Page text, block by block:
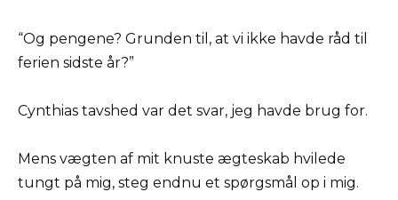
“Og pengene? Grunden til, at vi ikke havde råd til
ferien sidste år?”
Cynthias tavshed var det svar, jeg havde brug for.
Mens vægten af mit knuste ægteskab hvilede
tungt på mig, steg endnu et spørgsmål op i mig.